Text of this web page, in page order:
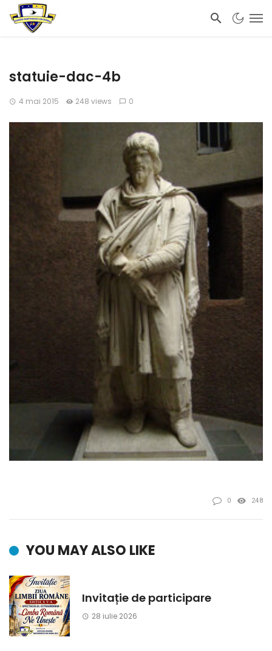
statuie-dac-4b
4 mai 2015 248 views 0
0 248
YOU MAY ALSO LIKE
Invitație de participare
28 iulie 2026